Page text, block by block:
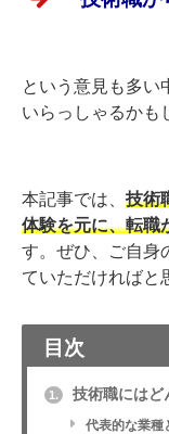
という意見も多い
いらっしゃるかも
本記事では、 技術
体験を元に、転職
す。ぜひ、ご自身
ていただければと
目次
1. 技術職にはど
代表的な業種